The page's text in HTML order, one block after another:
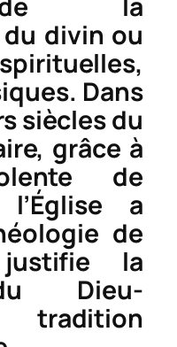
divin ou
Dans
siècles du
grâce à
de
l’Église a
de
la
Dieu-
tradition